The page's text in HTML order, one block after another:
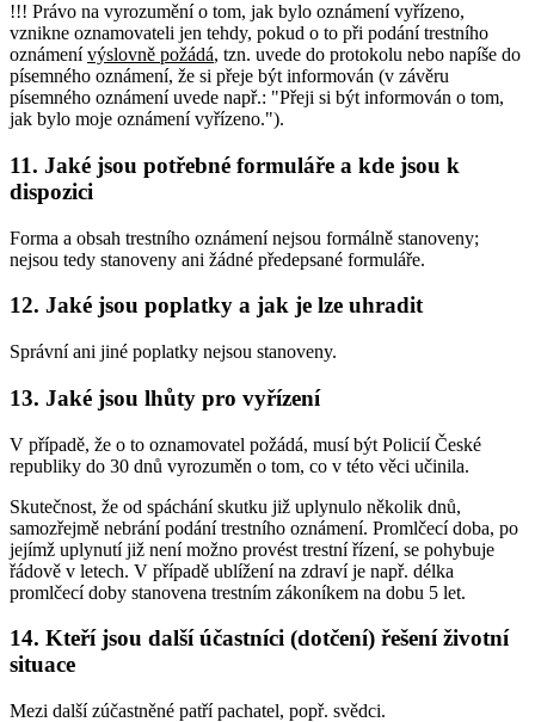
!!! Právo na vyrozumění o tom, jak bylo oznámení vyřízeno,
vznikne oznamovateli jen tehdy, pokud o to při podání trestního
oznámenívýslovně požádá, tzn. uvede do protokolu nebo napíše do
písemného oznámení, že si přeje být informován (v závěru
písemného oznámení uvede např.: "Přeji si být informován o tom,
jak bylo moje oznámení vyřízeno.").
11. Jaké jsou potřebné formuláře a kde jsou k
dispozici
Forma a obsah trestního oznámení nejsou formálně stanoveny;
nejsou tedy stanoveny ani žádné předepsané formuláře.
12. Jaké jsou poplatky a jak je lze uhradit
Správní ani jiné poplatky nejsou stanoveny.
13. Jaké jsou lhůty pro vyřízení
V případě, že o to oznamovatel požádá, musí být Policií České
republiky do 30 dnů vyrozuměn o tom, co v této věci učinila.
Skutečnost, že od spáchání skutku již uplynulo několik dnů,
samozřejmě nebrání podání trestního oznámení. Promlčecí doba, po
jejímž uplynutí již není možno provést trestní řízení, se pohybuje
řádově v letech. V případě ublížení na zdraví je např. délka
promlčecí doby stanovena trestním zákoníkem na dobu 5 let.
14. Kteří jsou další účastníci (dotčení) řešení životní
situace
Mezi další zúčastněné patří pachatel, popř. svědci.